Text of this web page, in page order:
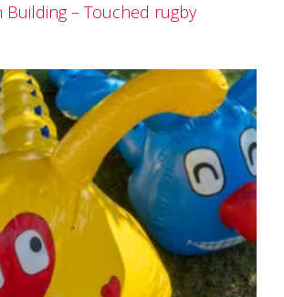
Building – Touched rugby